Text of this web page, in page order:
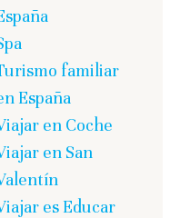
familiar
España
en Coche
en San
es Educar